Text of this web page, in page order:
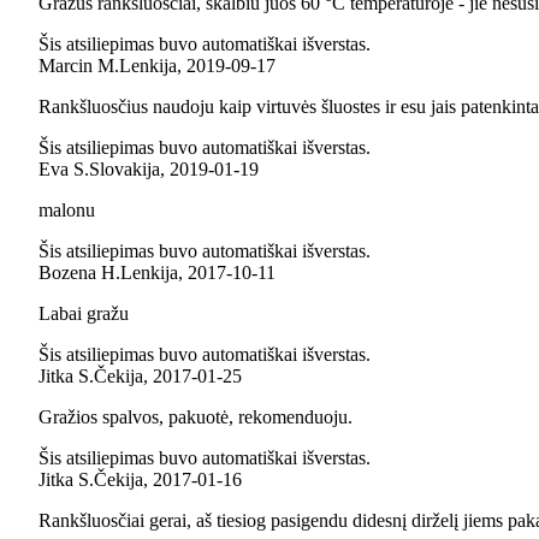
Šis atsiliepimas buvo automatiškai išverstas.
Marcin M.Lenkija, 2019‑09‑17
Rankšluosčius naudoju kaip virtuvės šluostes ir esu jais
Šis atsiliepimas buvo automatiškai išverstas.
Eva S.Slovakija, 2019‑01‑19
malonu
Šis atsiliepimas buvo automatiškai išverstas.
Bozena H.Lenkija, 2017‑10‑11
Labai gražu
Šis atsiliepimas buvo automatiškai išverstas.
Jitka S.Čekija, 2017‑01‑25
Gražios spalvos, pakuotė, rekomenduoju.
Šis atsiliepimas buvo automatiškai išverstas.
Jitka S.Čekija, 2017‑01‑16
Rankšluosčiai gerai, aš tiesiog pasigendu didesnį dirželį jiems